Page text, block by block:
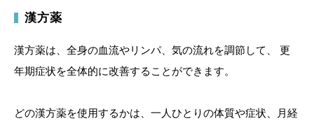
漢方薬
漢方薬は、全身の血流やリンパ、気の流れを調節して、 更
年期症状を全体的に改善することができます。
どの漢方薬を使用するかは、一人ひとりの体質や症状、月経